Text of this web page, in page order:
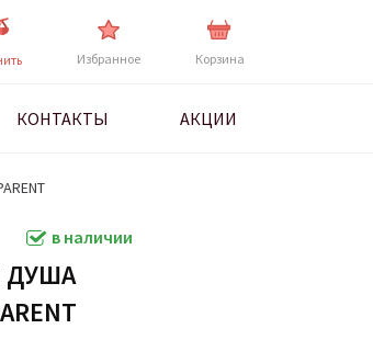
Избранное Корзина
КОНТАКТЫ АКЦИИ
в наличии
ДУША